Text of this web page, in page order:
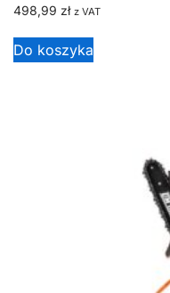
498,99 zł z VAT
Do koszyka